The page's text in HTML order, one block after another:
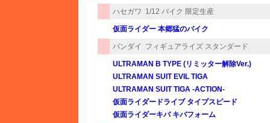
ハセガワ 1/12 バイク 限定生産
仮面ライダー 本郷猛のバイク
バンダイ フィギュアライズ スタンダード
ULTRAMAN B TYPE (リミッター解除Ver.)
ULTRAMAN SUIT EVIL TIGA
ULTRAMAN SUIT TIGA -ACTION-
仮面ライダードライブ タイプスピード
仮面ライダーキバ キバフォーム